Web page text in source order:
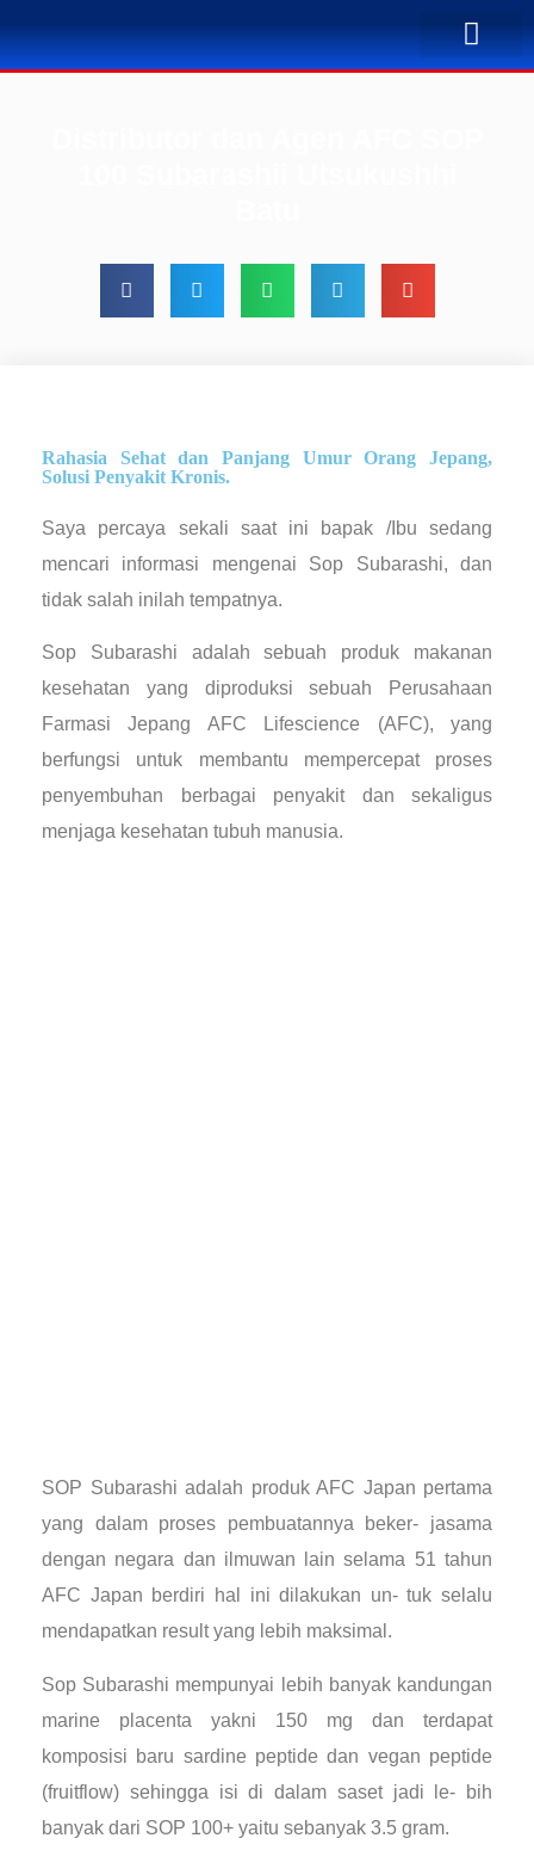
Rahasia Sehat dan Panjang Umur Orang Jepang,
Solusi Penyakit Kronis.
Saya percaya sekali saat ini bapak /Ibu sedang
mencari informasi mengenai Sop Subarashi, dan
tidak salah inilah tempatnya.
Sop Subarashi adalah sebuah produk makanan
kesehatan yang diproduksi sebuah Perusahaan
Farmasi Jepang AFC Lifescience (AFC), yang
berfungsi untuk membantu mempercepat proses
penyembuhan berbagai penyakit dan sekaligus
menjaga kesehatan tubuh manusia.
SOP Subarashi adalah produk AFC Japan pertama
yang dalam proses pembuatannya beker- jasama
dengan negara dan ilmuwan lain selama 51 tahun
AFC Japan berdiri hal ini dilakukan un- tuk selalu
mendapatkan result yang lebih maksimal.
Sop Subarashi mempunyai lebih banyak kandungan
marine placenta yakni 150 mg dan terdapat
komposisi baru sardine peptide dan vegan peptide
(fruitflow) sehingga isi di dalam saset jadi le- bih
banyak dari SOP 100+ yaitu sebanyak 3.5 gram.